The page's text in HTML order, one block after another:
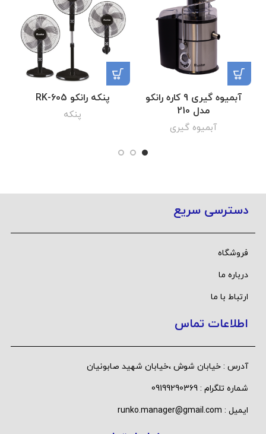
آبمیوه گیری 9 کاره رانکو
مدل 210
آبمیوه گیری
پنکه رانکو RK-605
پنکه
دسترسی سریع
فروشگاه
درباره ما
ارتباط با ما
اطلاعات تماس
آدرس : خیابان شوش ،خیابان شهید صابونیان
شماره تلگرام : 09199290369
ایمیل : runko.manager@gmail.com